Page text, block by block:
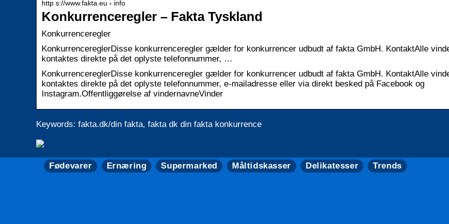
http s://www.fakta.eu › info
Konkurrenceregler – Fakta Tyskland
Konkurrenceregler
KonkurrencereglerDisse konkurrenceregler gælder for konkurrencer udbudt af fakta GmbH. KontaktAlle
kontaktes direkte på det oplyste telefonnummer, …
KonkurrencereglerDisse konkurrenceregler gælder for konkurrencer udbudt af fakta GmbH. KontaktAlle
kontaktes direkte på det oplyste telefonnummer, e-mailadresse eller via direkt besked på Facebook og
Instagram.Offentliggørelse af vindernavneVinder
Keywords: fakta.dk/din fakta, fakta dk din fakta konkurrence
Fødevarer Ernæring Supermarked Måltidskasser Delikatesser Trends